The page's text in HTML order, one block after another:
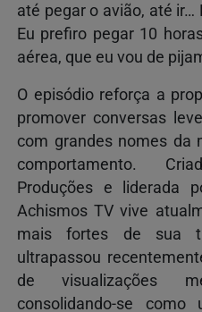
até pegar o avião, até ir…
Eu prefiro pegar 10
aérea, que eu vou de
O episódio reforça a
promover conversas
com grandes nomes da
comportamento.
Produções e liderada
Achismos TV vive
mais fortes de sua
ultrapassou
de visualizações
consolidando-se